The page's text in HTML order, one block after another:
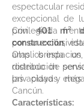
espectacular
excepcional de
privilegiada
por su
Olas brinda
rodeado de
las playas
Cancún.
Con401 m²
construcción,
amplios
distribución
privacidad y
Características: